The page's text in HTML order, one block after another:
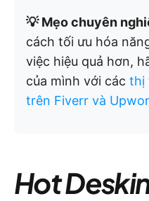
💡 Mẹo chuyên
cách tối ưu hóa
việc hiệu quả hơn,
của mình với các thị
trên Fiverr và
Hot